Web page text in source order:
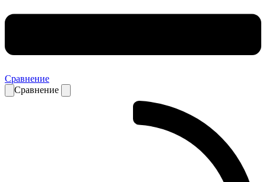
Сравнение
Сравнение